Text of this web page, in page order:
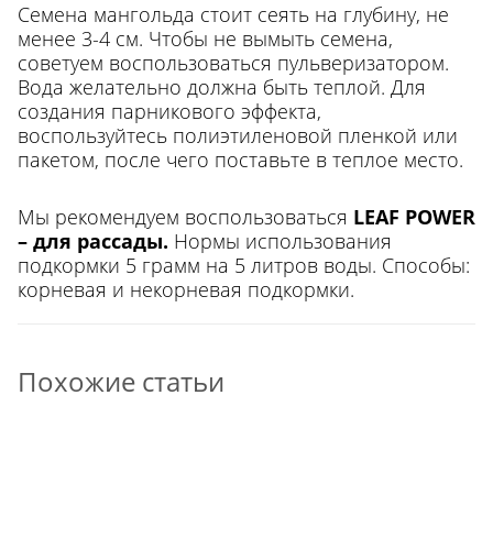
Семена мангольда стоит сеять на глубину, не
менее 3-4 см. Чтобы не вымыть семена,
советуем воспользоваться пульверизатором.
Вода желательно должна быть теплой. Для
создания парникового эффекта,
воспользуйтесь полиэтиленовой пленкой или
пакетом, после чего поставьте в теплое место.
Мы рекомендуем воспользоваться LEAF POWER
– для рассады. Нормы использования
подкормки 5 грамм на 5 литров воды. Способы:
корневая и некорневая подкормки.
Похожие статьи